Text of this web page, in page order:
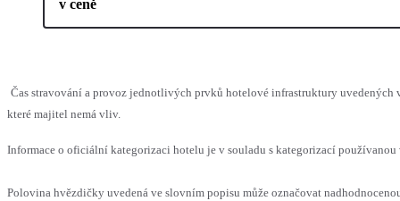
v ceně
Čas stravování a provoz jednotlivých prvků hotelové infrastruktury uvedených
které majitel nemá vliv.
Informace o oficiální kategorizaci hotelu je v souladu s kategorizací
Polovina hvězdičky uvedená ve slovním popisu může označovat